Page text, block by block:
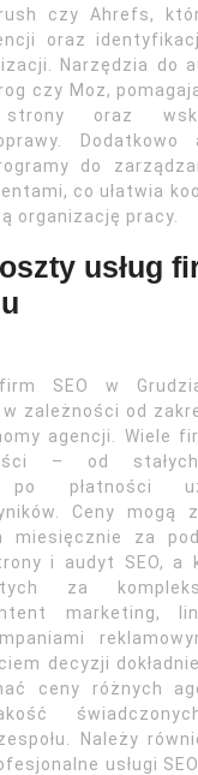
czy Ahrefs,
oraz
Narzędzia do
czy Moz,
strony oraz
Dodatkowo
do
co ułatwia
organizację pracy.
usług
SEO w
zależności od
agencji. Wiele
– od stałych
po płatności
Ceny mogą
miesięcznie za
i audyt SEO, a
za
marketing,
decyzji
ceny różnych
Należy
usługi